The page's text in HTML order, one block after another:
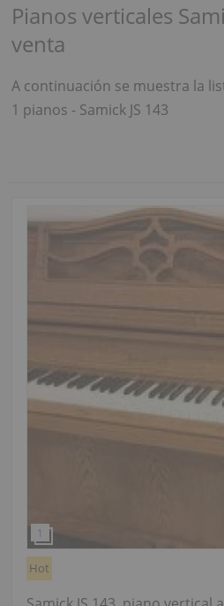
Pianos verticales
venta
A continuación se muestra la
1 pianos - Samick JS 143
Hot